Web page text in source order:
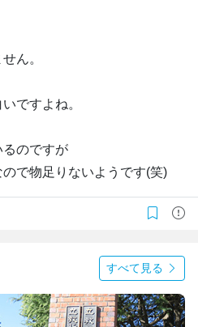
ん。
ですよね。
のですが
で物足りないようです(笑)
すべて見る